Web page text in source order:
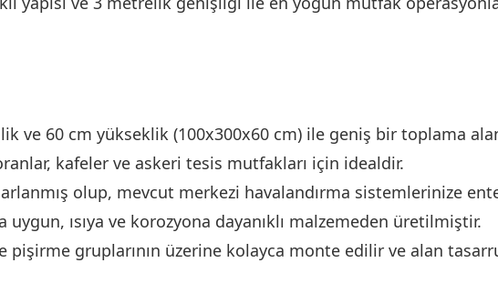
ve 60 cm yükseklik (100x300x60 cm) ile geniş bir toplama
kafeler ve askeri tesis mutfakları için idealdir.
olup, mevcut merkezi havalandırma sistemlerinize
ısıya ve korozyona dayanıklı malzemeden üretilmiştir.
pişirme gruplarının üzerine kolayca monte edilir ve alan